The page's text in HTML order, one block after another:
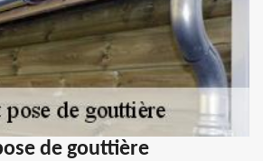
de gouttière